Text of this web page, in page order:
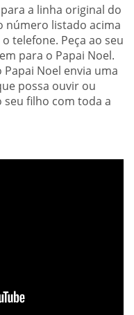
a linha original do
número listado acima
telefone. Peça ao seu
para o Papai Noel.
Noel envia uma
possa ouvir ou
filho com toda a